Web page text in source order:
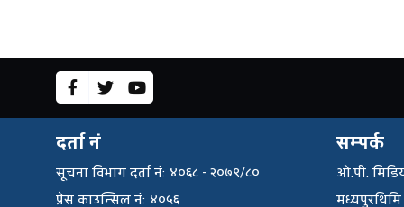
दर्ता नं
सूचना विभाग दर्ता नंः ४०६८ - २०७९/८०
प्रेस काउन्सिल नंः ४०५६
सम्पर्क
ओ.पी.